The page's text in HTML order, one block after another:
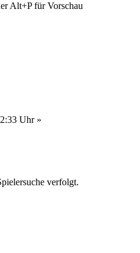
Alt+P für Vorschau
Uhr »
verfolgt.